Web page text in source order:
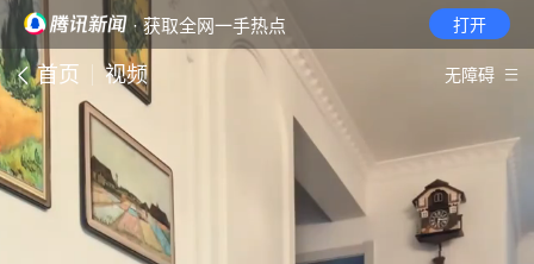
· 获取全网一手热点 打开
首页 视频 无障碍